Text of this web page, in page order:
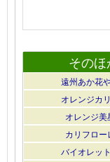
その
遠州あか花
オレンジカ
オレンジ美
カリフロー
バイオレッ